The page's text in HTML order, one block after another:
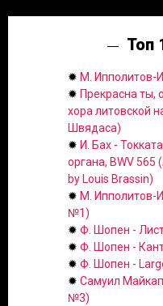
Топ
✹ М. Ипполитов-
✹ Прекрасна ты,
хора литовской
Швядаса)
✹ И. Бах -
органа, BWV
by Louis Brassin)
✹ М. Ипполитов-
№1)
✹ Ф. Шопен -
✹ Ф. Шопен -
✹ Ф. Шопен -
✹ Самуил
№3)